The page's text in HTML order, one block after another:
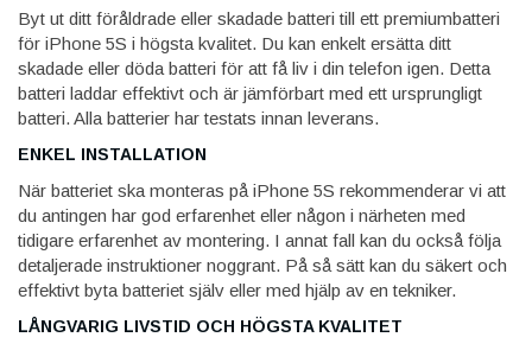
Byt ut ditt föråldrade eller skadade batteri till ett premiumbatteri
för iPhone 5S i högsta kvalitet. Du kan enkelt ersätta ditt
skadade eller döda batteri för att få liv i din telefon igen. Detta
batteri laddar effektivt och är jämförbart med ett ursprungligt
batteri. Alla batterier har testats innan leverans.
ENKEL INSTALLATION
När batteriet ska monteras på iPhone 5S rekommenderar vi att
du antingen har god erfarenhet eller någon i närheten med
tidigare erfarenhet av montering. I annat fall kan du också följa
detaljerade instruktioner noggrant. På så sätt kan du säkert och
effektivt byta batteriet själv eller med hjälp av en tekniker.
LÅNGVARIG LIVSTID OCH HÖGSTA KVALITET